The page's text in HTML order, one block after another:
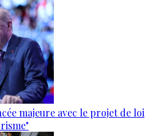
majeure avec le projet de loi